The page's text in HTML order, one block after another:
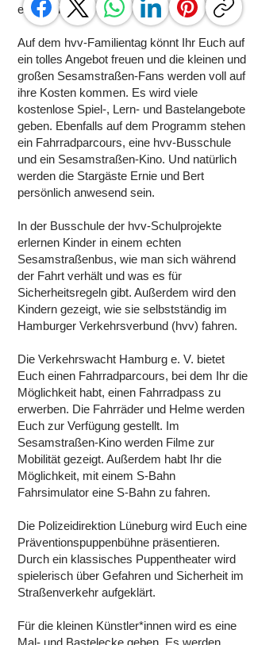
erforderlich.
Auf dem hvv-Familientag könnt Ihr Euch auf
ein tolles Angebot freuen und die kleinen und
großen Sesamstraßen-Fans werden voll auf
ihre Kosten kommen. Es wird viele
kostenlose Spiel-, Lern- und Bastelangebote
geben. Ebenfalls auf dem Programm stehen
ein Fahrradparcours, eine hvv-Busschule
und ein Sesamstraßen-Kino. Und natürlich
werden die Stargäste Ernie und Bert
persönlich anwesend sein.
In der Busschule der hvv-Schulprojekte
erlernen Kinder in einem echten
Sesamstraßenbus, wie man sich während
der Fahrt verhält und was es für
Sicherheitsregeln gibt. Außerdem wird den
Kindern gezeigt, wie sie selbstständig im
Hamburger Verkehrsverbund (hvv) fahren.
Die Verkehrswacht Hamburg e. V. bietet
Euch einen Fahrradparcours, bei dem Ihr die
Möglichkeit habt, einen Fahrradpass zu
erwerben. Die Fahrräder und Helme werden
Euch zur Verfügung gestellt. Im
Sesamstraßen-Kino werden Filme zur
Mobilität gezeigt. Außerdem habt Ihr die
Möglichkeit, mit einem S-Bahn
Fahrsimulator eine S-Bahn zu fahren.
Die Polizeidirektion Lüneburg wird Euch eine
Präventionspuppenbühne präsentieren.
Durch ein klassisches Puppentheater wird
spielerisch über Gefahren und Sicherheit im
Straßenverkehr aufgeklärt.
Für die kleinen Künstler*innen wird es eine
Mal- und Bastelecke geben. Es werden